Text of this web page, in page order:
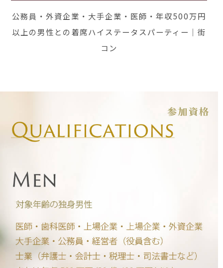
公務員・外資企業・大手企業・医師・年収500万円
以上の男性との着席ハイステータスパーティー｜街
コン